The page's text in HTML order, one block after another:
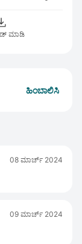
ಮಾಡಿ
ಹಿಂಬಾಲಿಸಿ
08 ಮಾರ್ಚ್ 2024
09 ಮಾರ್ಚ್ 2024